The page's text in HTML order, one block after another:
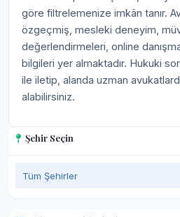
Şehir Seçin
Tüm Şehirler
göre filtrelemenize imkân tanır.
özgeçmiş, mesleki deneyim,
değerlendirmeleri, online
bilgileri yer almaktadır. Hukuki
ile iletip, alanda uzman
alabilirsiniz.